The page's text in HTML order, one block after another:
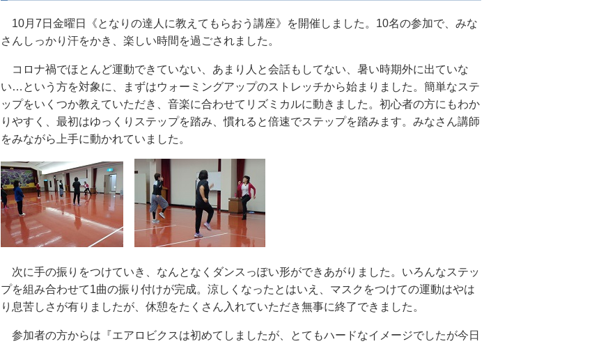
10月7日金曜日《となりの達人に教えてもらおう講座》を開催しました。10名の参加で、みな
さんしっかり汗をかき、楽しい時間を過ごされました。
コロナ禍でほとんど運動できていない、あまり人と会話もしてない、暑い時期外に出ていな
い…という方を対象に、まずはウォーミングアップのストレッチから始まりました。簡単なステ
ップをいくつか教えていただき、音楽に合わせてリズミカルに動きました。初心者の方にもわか
りやすく、最初はゆっくりステップを踏み、慣れると倍速でステップを踏みます。みなさん講師
をみながら上手に動かれていました。
次に手の振りをつけていき、なんとなくダンスっぽい形ができあがりました。いろんなステッ
プを組み合わせて1曲の振り付けが完成。涼しくなったとはいえ、マスクをつけての運動はやは
り息苦しさが有りましたが、休憩をたくさん入れていただき無事に終了できました。
参加者の方からは『エアロビクスは初めてしましたが、とてもハードなイメージでしたが今日